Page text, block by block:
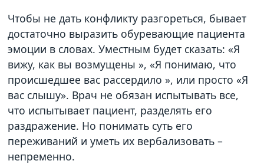
Чтобы не дать конфликту разгореться, бывает
достаточно выразить обуревающие пациента
эмоции в словах. Уместным будет сказать: «Я
вижу, как вы возмущены », «Я понимаю, что
происшедшее вас рассердило », или просто «Я
вас слышу». Врач не обязан испытывать все,
что испытывает пациент, разделять его
раздражение. Но понимать суть его
переживаний и уметь их вербализовать –
непременно.